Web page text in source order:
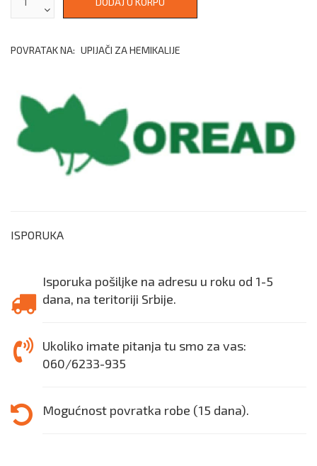
POVRATAK NA: UPIJAČI ZA HEMIKALIJE
ISPORUKA
Isporuka pošiljke na adresu u roku od 1-5
dana, na teritoriji Srbije.
Ukoliko imate pitanja tu smo za vas:
060/6233-935
Mogućnost povratka robe (15 dana).